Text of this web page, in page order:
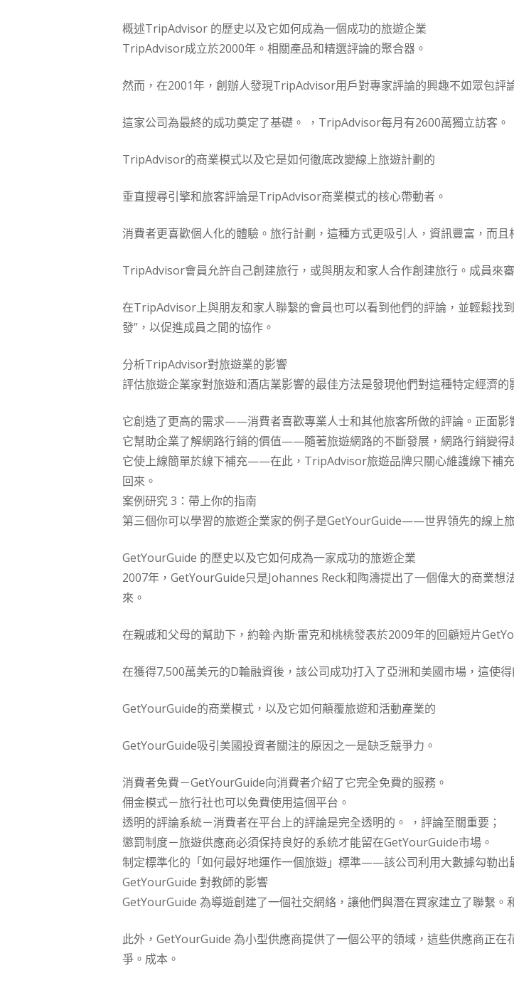
概述TripAdvisor 的歷史以及它如何成為一個成功的旅遊企業
TripAdvisor成立於2000年。相關產品和精選評論的聚合器。
然而，在2001年，創辦人發現TripAdvisor用戶對專家評論的興趣不如眾包評
這家公司為最終的成功奠定了基礎。 ，TripAdvisor每月有2600萬獨立訪客。
TripAdvisor的商業模式以及它是如何徹底改變線上旅遊計劃的
垂直搜尋引擎和旅客評論是TripAdvisor商業模式的核心帶動者。
消費者更喜歡個人化的體驗。旅行計劃，這種方式更吸引人，資訊豐富，而且
TripAdvisor會員允許自己創建旅行，或與朋友和家人合作創建旅行。成員來
在TripAdvisor上與朋友和家人聯繫的會員也可以看到他們的評論，並輕鬆找
發”，以促進成員之間的協作。
分析TripAdvisor對旅遊業的影響
評估旅遊企業家對旅遊和酒店業影響的最佳方法是發現他們對這種特定經濟的
它創造了更高的需求——消費者喜歡專業人士和其他旅客所做的評論。正面影
它幫助企業了解網路行銷的價值——隨著旅遊網路的不斷發展，網路行銷變得
它使上線簡單於線下補充——在此，TripAdvisor旅遊品牌只關心維護線下補
回來。
案例研究 3：帶上你的指南
第三個你可以學習的旅遊企業家的例子是GetYourGuide——世界領先的線上
GetYourGuide 的歷史以及它如何成為一家成功的旅遊企業
2007年，GetYourGuide只是Johannes Reck和陶濤提出了一個偉大的商業
來。
在親戚和父母的幫助下，約翰·內斯·雷克和桃桃發表於2009年的回顧短片
在獲得7,500萬美元的D輪融資後，該公司成功打入了亞洲和美國市場，這使得
GetYourGuide的商業模式，以及它如何顛覆旅遊和活動產業的
GetYourGuide吸引美國投資者關注的原因之一是缺乏競爭力。
消費者免費－GetYourGuide向消費者介紹了它完全免費的服務。
佣金模式－旅行社也可以免費使用這個平台。
透明的評論系統－消費者在平台上的評論是完全透明的。 ，評論至關重要；
懲罰制度－旅遊供應商必須保持良好的系統才能留在GetYourGuide市場。
制定標準化的「如何最好地運作一個旅遊」標準——該公司利用大數據勾勒出
GetYourGuide 對教師的影響
GetYourGuide 為導遊創建了一個社交網絡，讓他們與潛在買家建立了聯繫。
此外，GetYourGuide 為小型供應商提供了一個公平的領域，這些供應商正
爭。成本。